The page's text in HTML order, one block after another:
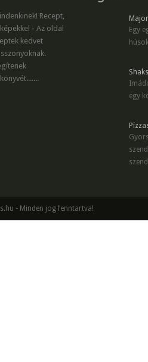
Recept,
- Az oldal
kedvet
Egy
egy
- Minden jog fenntartva!